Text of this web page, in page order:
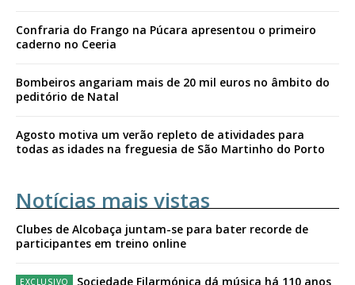
Confraria do Frango na Púcara apresentou o primeiro
caderno no Ceeria
Bombeiros angariam mais de 20 mil euros no âmbito do
peditório de Natal
Agosto motiva um verão repleto de atividades para
todas as idades na freguesia de São Martinho do Porto
Notícias mais vistas
Clubes de Alcobaça juntam-se para bater recorde de
participantes em treino online
Sociedade Filarmónica dá música há 110 anos